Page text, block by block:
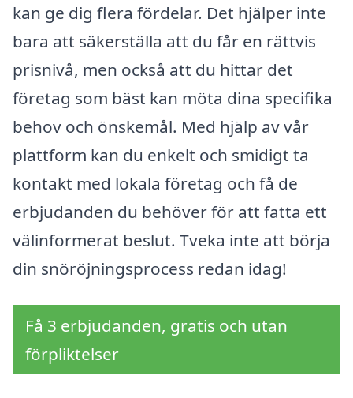
kan ge dig flera fördelar. Det hjälper inte
bara att säkerställa att du får en rättvis
prisnivå, men också att du hittar det
företag som bäst kan möta dina specifika
behov och önskemål. Med hjälp av vår
plattform kan du enkelt och smidigt ta
kontakt med lokala företag och få de
erbjudanden du behöver för att fatta ett
välinformerat beslut. Tveka inte att börja
din snöröjningsprocess redan idag!
Få 3 erbjudanden, gratis och utan
förpliktelser